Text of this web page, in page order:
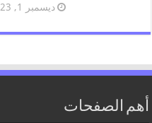
ديسمبر 1, 2023
أهم الصفحات